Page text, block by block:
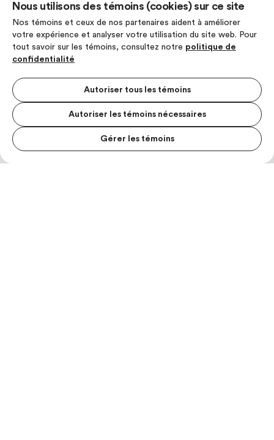
Nous utilisons des témoins (cookies) sur ce site
Nos témoins et ceux de nos partenaires aident à améliorer
votre expérience et analyser votre utilisation du site web. Pour
tout savoir sur les témoins, consultez notre politique de
confidentialité
Autoriser tous les témoins
Autoriser les témoins nécessaires
Gérer les témoins
MENU